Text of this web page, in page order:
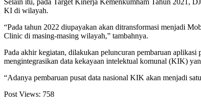
KI di wilayah.
“Pada tahun 2022 diupayakan akan ditransformasi menjadi
Clinic di masing-masing wilayah,” tambahnya.
Pada akhir kegiatan, dilakukan peluncuran pembaruan
mengintegrasikan data kekayaan intelektual komunal (KIK)
“Adanya pembaruan pusat data nasional KIK akan menjadi
Post Views: 758